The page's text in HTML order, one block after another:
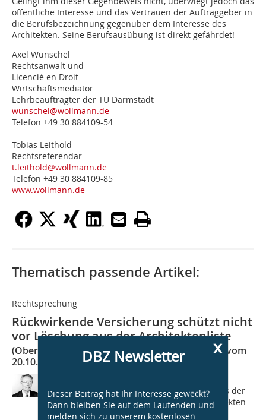
öffentliche Interesse und das Vertrauen der Auftraggeber in
die Berufsbezeichnung gegenüber dem Interesse des
Architekten. Seine Berufsausübung ist direkt gefährdet!
Axel Wunschel
Rechtsanwalt und
Licencié en Droit
Wirtschaftsmediator
Lehrbeauftragter der TU Darmstadt
wunschel@wollmann.de
Telefon +49 30 884109-54
Tobias Leithold
Rechtsreferendar
t.leithold@wollmann.de
Telefon +49 30 884109-85
www.wollmann.de
x
DBZ Newsletter
Dieser Beitrag hat Ihr Interesse geweckt?
Dann bleiben Sie auf dem Laufenden und
melden sich zu unserem kostenlosen
Thematisch passende Artikel:
Rechtsprechung
Rückwirkende Versicherung schützt nicht
vor Löschung aus der Architektenliste
(Oberverwaltungsgericht Thüringen, Beschluss vom
20.10.2020, 3 ZKO 547/20)
unangenehme Dinge schreiben. Eines der
schlimmsten Dinge, die einem Architekten
passieren können ist sicherlich die